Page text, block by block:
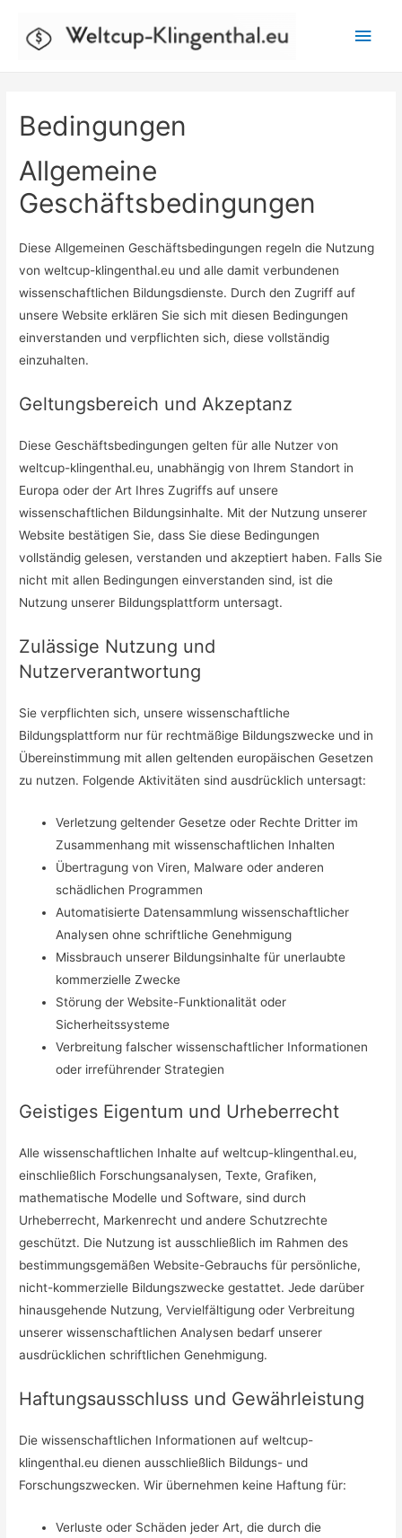
Main
Bedingungen
Allgemeine
Geschäftsbedingungen
Diese Allgemeinen Geschäftsbedingungen regeln die Nutzung
von weltcup-klingenthal.eu und alle damit verbundenen
wissenschaftlichen Bildungsdienste. Durch den Zugriff auf
unsere Website erklären Sie sich mit diesen Bedingungen
einverstanden und verpflichten sich, diese vollständig
einzuhalten.
Geltungsbereich und Akzeptanz
Diese Geschäftsbedingungen gelten für alle Nutzer von
weltcup-klingenthal.eu, unabhängig von Ihrem Standort in
Europa oder der Art Ihres Zugriffs auf unsere
wissenschaftlichen Bildungsinhalte. Mit der Nutzung unserer
Website bestätigen Sie, dass Sie diese Bedingungen
vollständig gelesen, verstanden und akzeptiert haben. Falls Sie
nicht mit allen Bedingungen einverstanden sind, ist die
Nutzung unserer Bildungsplattform untersagt.
Zulässige Nutzung und
Nutzerverantwortung
Sie verpflichten sich, unsere wissenschaftliche
Bildungsplattform nur für rechtmäßige Bildungszwecke und in
Übereinstimmung mit allen geltenden europäischen Gesetzen
zu nutzen. Folgende Aktivitäten sind ausdrücklich untersagt:
Verletzung geltender Gesetze oder Rechte Dritter im
Zusammenhang mit wissenschaftlichen Inhalten
Übertragung von Viren, Malware oder anderen
schädlichen Programmen
Automatisierte Datensammlung wissenschaftlicher
Analysen ohne schriftliche Genehmigung
Missbrauch unserer Bildungsinhalte für unerlaubte
kommerzielle Zwecke
Störung der Website-Funktionalität oder
Sicherheitssysteme
Verbreitung falscher wissenschaftlicher Informationen
oder irreführender Strategien
Geistiges Eigentum und Urheberrecht
Alle wissenschaftlichen Inhalte auf weltcup-klingenthal.eu,
einschließlich Forschungsanalysen, Texte, Grafiken,
mathematische Modelle und Software, sind durch
Urheberrecht, Markenrecht und andere Schutzrechte
geschützt. Die Nutzung ist ausschließlich im Rahmen des
bestimmungsgemäßen Website-Gebrauchs für persönliche,
nicht-kommerzielle Bildungszwecke gestattet. Jede darüber
hinausgehende Nutzung, Vervielfältigung oder Verbreitung
unserer wissenschaftlichen Analysen bedarf unserer
ausdrücklichen schriftlichen Genehmigung.
Haftungsausschluss und Gewährleistung
Die wissenschaftlichen Informationen auf weltcup-
klingenthal.eu dienen ausschließlich Bildungs- und
Forschungszwecken. Wir übernehmen keine Haftung für:
Verluste oder Schäden jeder Art, die durch die